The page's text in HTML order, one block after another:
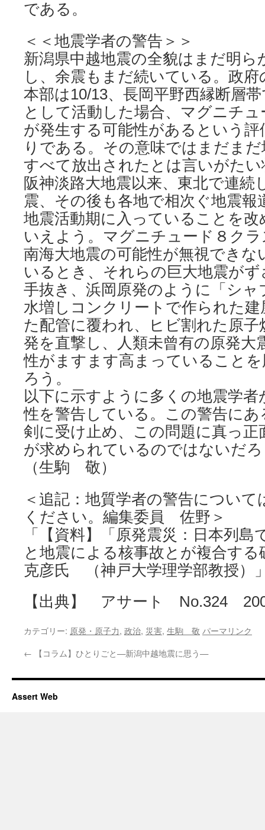
である。
＜＜地震学者の警告＞＞
新潟県中越地震の全貌はまだ明
し、余震もまだ続いている。政府
本部は10/13、長岡平野西縁断層
として活動した場合、マグニチ
が発生する可能性があるという
りである。その意味ではまだま
すべて放出されたとは言いがた
阪神淡路大地震以来、東北で連続
震、その後も各地で相次ぐ地震報
地震活動期に入っていることを
いえよう。マグニチュード８ク
南海大地震の可能性が無視でき
いるとき、それらの巨大地震が
手抜き、浜岡原発のように「シ
水増しコンクリートで作られた
た配管に覆われ、ヒビ割れた原
発を直撃し、人類未曾有の原発大
性がますます高まっていること
ろう。
以下に示すように多くの地震学者
性を警告している。この警告に
剣に受け止め、この問題に真っ
が求められているのではないだ
（生駒 敬）
＜追記：地質学者の警告につい
ください。編集委員 佐野＞
「【資料】「原発震災：日本列
と地震による核事故とが複合す
克彦氏 （神戸大学理学部教授）
【出典】 アサート No.324
カテゴリー: 原発・原子力, 政治, 災害, 生駒 敬 パーマリンク
← 【コラム】ひとりごと—新潟中越地震に思う—
Assert Web